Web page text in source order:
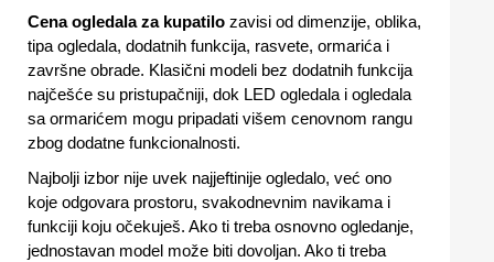
Cena ogledala za kupatilo zavisi od dimenzije, oblika,
tipa ogledala, dodatnih funkcija, rasvete, ormarića i
završne obrade. Klasični modeli bez dodatnih funkcija
najčešće su pristupačniji, dok LED ogledala i ogledala
sa ormarićem mogu pripadati višem cenovnom rangu
zbog dodatne funkcionalnosti.
Najbolji izbor nije uvek najjeftinije ogledalo, već ono
koje odgovara prostoru, svakodnevnim navikama i
funkciji koju očekuješ. Ako ti treba osnovno ogledanje,
jednostavan model može biti dovoljan. Ako ti treba